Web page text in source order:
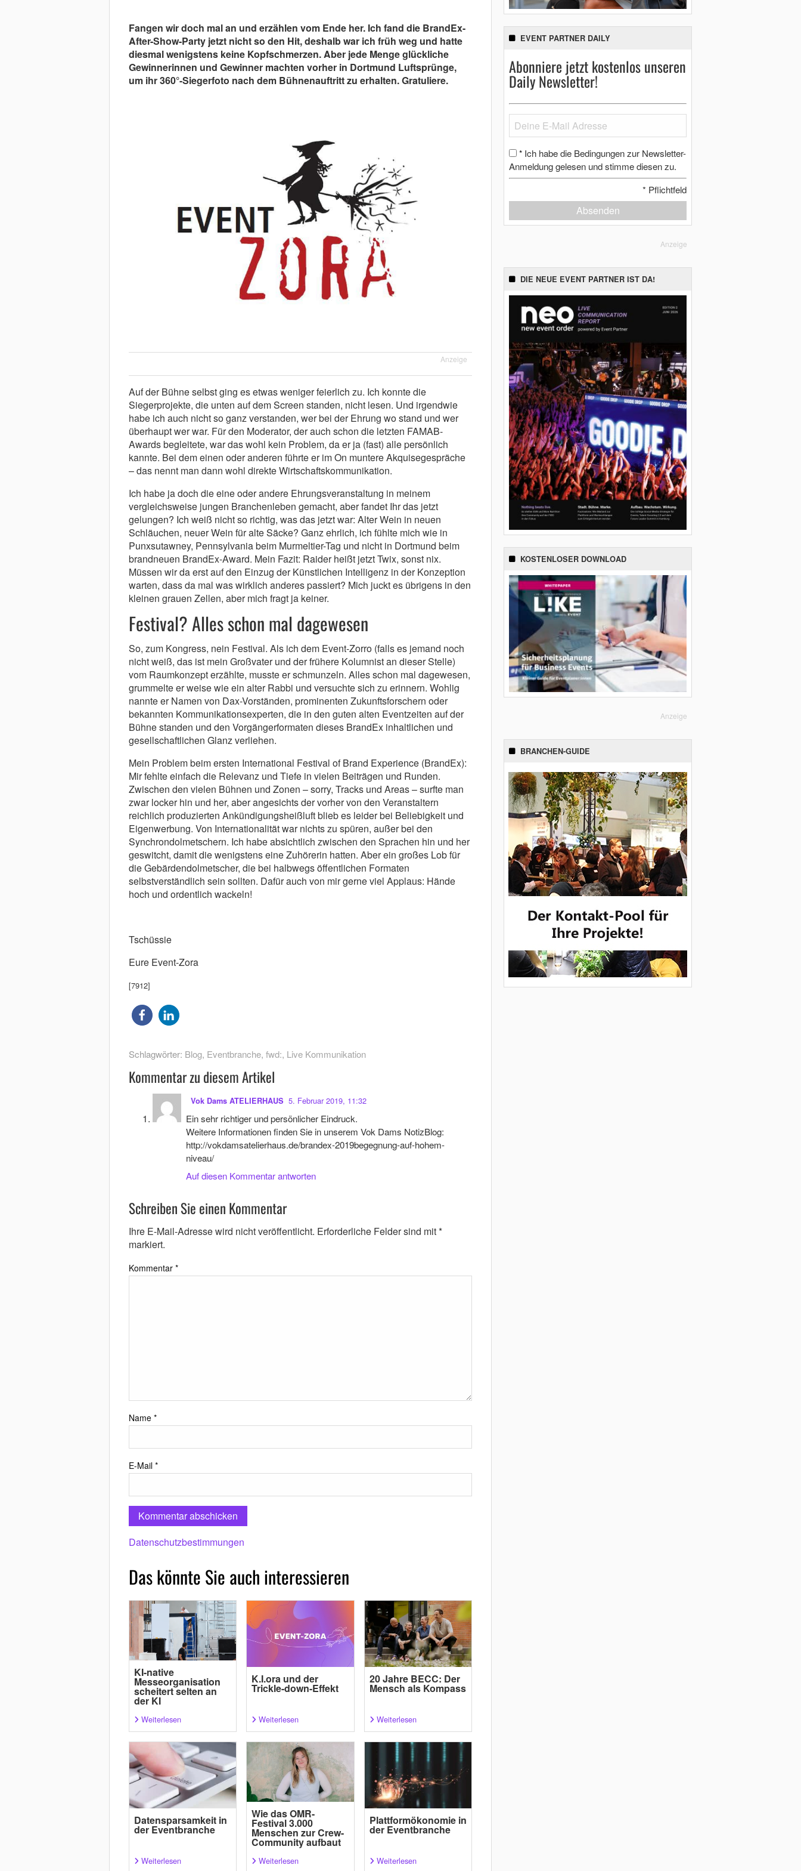
Fangen wir doch mal an und erzählen vom Ende her. Ich fand die BrandEx-
After-Show-Party jetzt nicht so den Hit, deshalb war ich früh weg und hatte
diesmal wenigstens keine Kopfschmerzen. Aber jede Menge glückliche
Gewinnerinnen und Gewinner machten vorher in Dortmund Luftsprünge,
um ihr 360°-Siegerfoto nach dem Bühnenauftritt zu erhalten. Gratuliere.
Anzeige
Auf der Bühne selbst ging es etwas weniger feierlich zu. Ich konnte die
Siegerprojekte, die unten auf dem Screen standen, nicht lesen. Und irgendwie
habe ich auch nicht so ganz verstanden, wer bei der Ehrung wo stand und wer
überhaupt wer war. Für den Moderator, der auch schon die letzten FAMAB-
Awards begleitete, war das wohl kein Problem, da er ja (fast) alle persönlich
kannte. Bei dem einen oder anderen führte er im On muntere Akquisegespräche
– das nennt man dann wohl direkte Wirtschaftskommunikation.
Ich habe ja doch die eine oder andere Ehrungsveranstaltung in meinem
vergleichsweise jungen Branchenleben gemacht, aber fandet Ihr das jetzt
gelungen? Ich weiß nicht so richtig, was das jetzt war: Alter Wein in neuen
Schläuchen, neuer Wein für alte Säcke? Ganz ehrlich, ich fühlte mich wie in
Punxsutawney, Pennsylvania beim Murmeltier-Tag und nicht in Dortmund beim
brandneuen BrandEx-Award. Mein Fazit: Raider heißt jetzt Twix, sonst nix.
Müssen wir da erst auf den Einzug der Künstlichen Intelligenz in der Konzeption
warten, dass da mal was wirklich anderes passiert? Mich juckt es übrigens in den
kleinen grauen Zellen, aber mich fragt ja keiner.
Festival? Alles schon mal dagewesen
So, zum Kongress, nein Festival. Als ich dem Event-Zorro (falls es jemand noch
nicht weiß, das ist mein Großvater und der frühere Kolumnist an dieser Stelle)
vom Raumkonzept erzählte, musste er schmunzeln. Alles schon mal dagewesen,
grummelte er weise wie ein alter Rabbi und versuchte sich zu erinnern. Wohlig
nannte er Namen von Dax-Vorständen, prominenten Zukunftsforschern oder
bekannten Kommunikationsexperten, die in den guten alten Eventzeiten auf der
Bühne standen und den Vorgängerformaten dieses BrandEx inhaltlichen und
gesellschaftlichen Glanz verliehen.
Mein Problem beim ersten International Festival of Brand Experience (BrandEx):
Mir fehlte einfach die Relevanz und Tiefe in vielen Beiträgen und Runden.
Zwischen den vielen Bühnen und Zonen – sorry, Tracks und Areas – surfte man
zwar locker hin und her, aber angesichts der vorher von den Veranstaltern
reichlich produzierten Ankündigungsheißluft blieb es leider bei Beliebigkeit und
Eigenwerbung. Von Internationalität war nichts zu spüren, außer bei den
Synchrondolmetschern. Ich habe absichtlich zwischen den Sprachen hin und her
geswitcht, damit die wenigstens eine Zuhörerin hatten. Aber ein großes Lob für
die Gebärdendolmetscher, die bei halbwegs öffentlichen Formaten
selbstverständlich sein sollten. Dafür auch von mir gerne viel Applaus: Hände
hoch und ordentlich wackeln!
Tschüssie
Eure Event-Zora
[7912]
Schlagwörter: Blog, Eventbranche, fwd:, Live Kommunikation
Kommentar zu diesem Artikel
Vok Dams ATELIERHAUS 5. Februar 2019, 11:32
Ein sehr richtiger und persönlicher Eindruck.
Weitere Informationen finden Sie in unserem Vok Dams NotizBlog:
http://vokdamsatelierhaus.de/brandex-2019begegnung-auf-hohem-
niveau/
Auf diesen Kommentar antworten
Schreiben Sie einen Kommentar
Ihre E-Mail-Adresse wird nicht veröffentlicht. Erforderliche Felder sind mit*
markiert.
Kommentar *
Name *
E-Mail *
Datenschutzbestimmungen
Das könnte Sie auch interessieren
KI-native
Messeorganisation
scheitert selten an
der KI
Weiterlesen
K.I.ora und der
Trickle-down-Effekt
Weiterlesen
20 Jahre BECC: Der
Mensch als Kompass
Weiterlesen
Datensparsamkeit in
der Eventbranche
Weiterlesen
Wie das OMR-
Festival 3.000
Menschen zur Crew-
Community aufbaut
Weiterlesen
Plattformökonomie in
der Eventbranche
Weiterlesen
EVENT PARTNER DAILY
Abonniere jetzt kostenlos unseren
Daily Newsletter!
* Ich habe die Bedingungen zur Newsletter-
Anmeldung gelesen und stimme diesen zu.
* Pflichtfeld
Absenden
Anzeige
DIE NEUE EVENT PARTNER IST DA!
KOSTENLOSER DOWNLOAD
Anzeige
BRANCHEN-GUIDE